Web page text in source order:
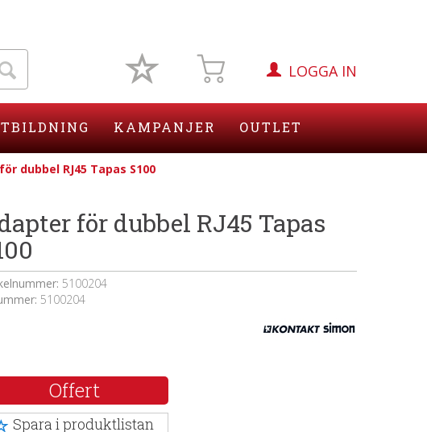
LOGGA IN
KAMPANJER OUTLET
dubbel RJ45 Tapas S100
för dubbel RJ45 Tapas
5100204
5100204
Offert
Spara i produktlistan